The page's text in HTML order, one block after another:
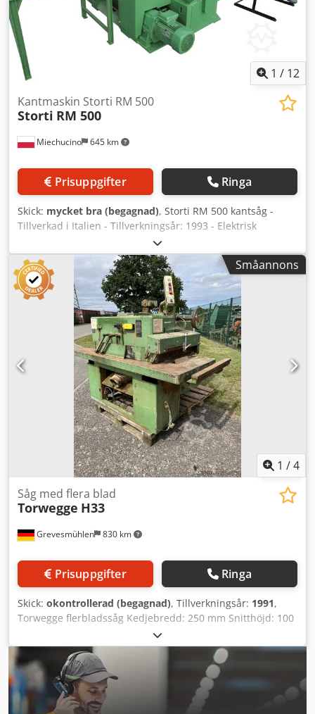
1 / 12
Miechucino 645 km
Kantmaskin Storti RM 500
Storti RM 500
Prisuppgifter Ringa
Skick: mycket bra (begagnad), Storti RM 500 kantsåg -
Tillverkad i Italien - Tillverkningsår: 1993 - Elektrisk
inställning av klingavstånd TEKNISKA SPECIFIKATIONER: -
Max skärbredd: 435 mm - Max skärhöjd: 170 mm -
Motoreffekt: 2 x 22 kW - Maximal bredd på arbetsstycke:
600 mm - Minimal materiallängd: 800 mm Dedpfx Aok
Talpsg Tswa - Max klingdiameter: 600 mm -
Spindeldiameter: 40 mm - Två övre matningsvalsar - En
övre tryckvals - Motoreffekt för valsarna: 2 x 1,1 kW -
Automatisk tryckinställning för valsarna - Sju undre
dragande kugghjulsvalsar - Elektrisk justering av klingor -
Två lasrar - Matningshastighet: 25 och 50 m/min -
Inmatningsbord: 2 950 mm - Utloppsbord: 3 000 mm -
Drivvalsdiameter: 100 mm - Matningsmotoreffekt för
valsarna: 2 x 1,5 kW Transportmått: 500 x 240 x 180 cm
Vikt: 3 500 kg
Småannons
1 /4
Grevesmühlen 830 km
Såg med flera blad
Torwegge H33
Prisuppgifter Ringa
Skick: okontrollerad (begagnad), Tillverkningsår: 1991,
Torwegge flerbladssåg Kedjebredd: 250 mm Snitthöjd: 100
mm Dwedpfoucnukjx Ag Tsa Total anslutningseffekt: 39 kW